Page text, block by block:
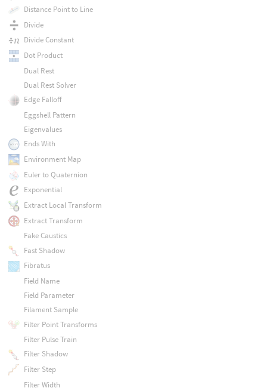
Distance Point to Line
Divide
Divide Constant
Dot Product
Dual Rest
Dual Rest Solver
Edge Falloff
Eggshell Pattern
Eigenvalues
Ends With
Environment Map
Euler to Quaternion
Exponential
Extract Local Transform
Extract Transform
Fake Caustics
Fast Shadow
Fibratus
Field Name
Field Parameter
Filament Sample
Filter Point Transforms
Filter Pulse Train
Filter Shadow
Filter Step
Filter Width